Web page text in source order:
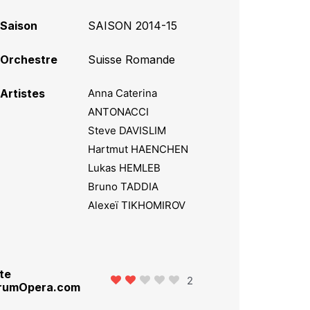
Saison SAISON 2014-15
Orchestre Suisse Romande
Artistes
Anna Caterina
ANTONACCI
Steve DAVISLIM
Hartmut HAENCHEN
Lukas HEMLEB
Bruno TADDIA
Alexeï TIKHOMIROV
2